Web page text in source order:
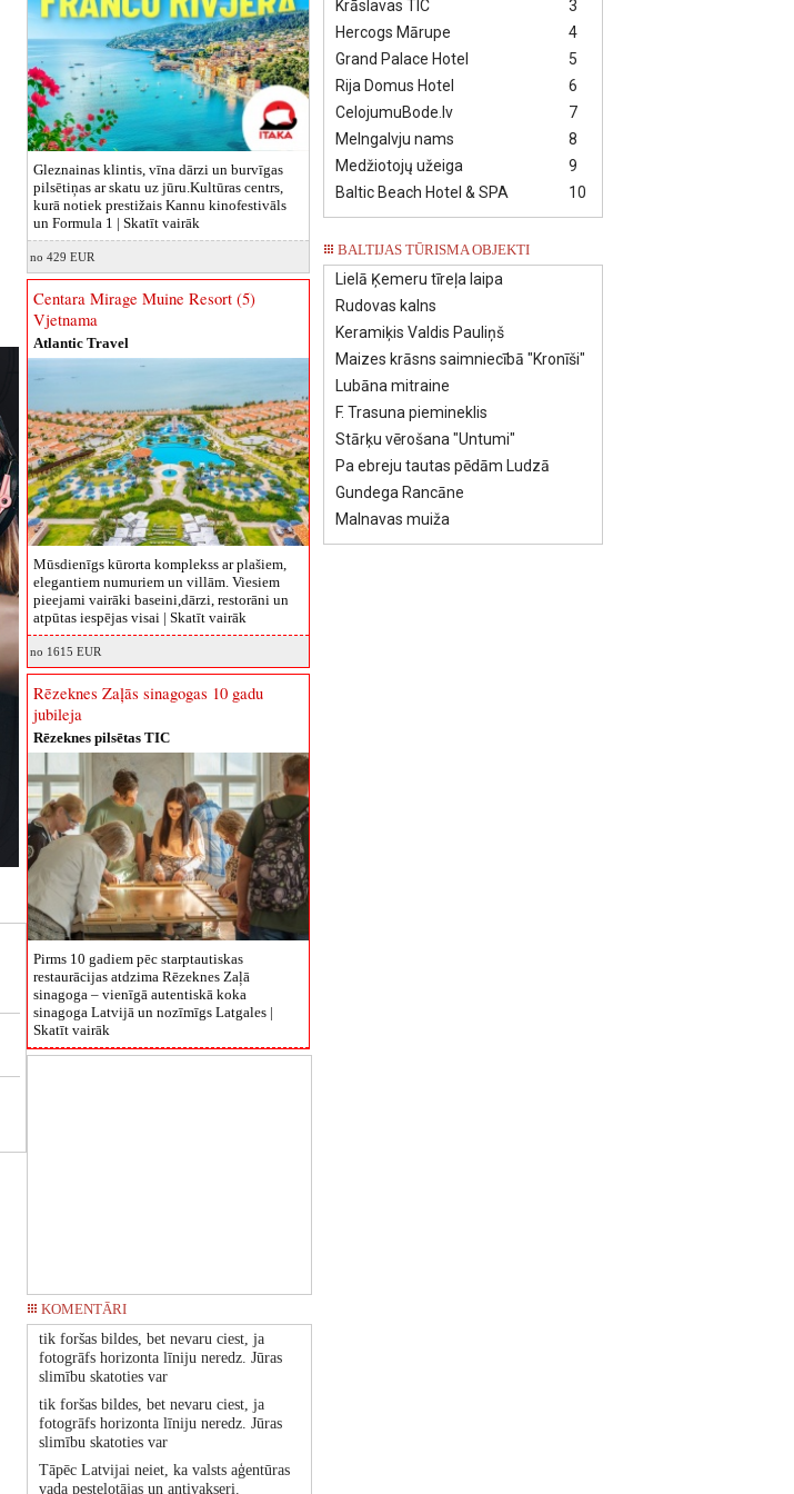
Gleznainas klintis, vīna dārzi un burvīgas
pilsētiņas ar skatu uz jūru.Kultūras centrs,
kurā notiek prestižais Kannu kinofestivāls
un Formula 1 | Skatīt vairāk
no 429 EUR
Centara Mirage Muine Resort (5)
Vjetnama
Atlantic Travel
Mūsdienīgs kūrorta komplekss ar plašiem,
elegantiem numuriem un villām. Viesiem
pieejami vairāki baseini,dārzi, restorāni un
atpūtas iespējas visai | Skatīt vairāk
no 1615 EUR
Rēzeknes Zaļās sinagogas 10 gadu
jubileja
Rēzeknes pilsētas TIC
Pirms 10 gadiem pēc starptautiskas
restaurācijas atdzima Rēzeknes Zaļā
sinagoga – vienīgā autentiskā koka
sinagoga Latvijā un nozīmīgs Latgales |
Skatīt vairāk
KOMENTĀRI
tik foršas bildes, bet nevaru ciest, ja
fotogrāfs horizonta līniju neredz. Jūras
slimību skatoties var
tik foršas bildes, bet nevaru ciest, ja
fotogrāfs horizonta līniju neredz. Jūras
slimību skatoties var
Tāpēc Latvijai neiet, ka valsts aģentūras
vada pesteļotājas un antivakseri.
3
Krāslavas TIC
4
Hercogs Mārupe
5
Grand Palace Hotel
6
Rija Domus Hotel
7
CelojumuBode.lv
8
Melngalvju nams
9
Medžiotojų užeiga
10
Baltic Beach Hotel & SPA
BALTIJAS TŪRISMA OBJEKTI
Lielā Ķemeru tīreļa laipa
Rudovas kalns
Keramiķis Valdis Pauliņš
Maizes krāsns saimniecībā "Kronīši"
Lubāna mitraine
F. Trasuna piemineklis
Stārķu vērošana "Untumi"
Pa ebreju tautas pēdām Ludzā
Gundega Rancāne
Malnavas muiža